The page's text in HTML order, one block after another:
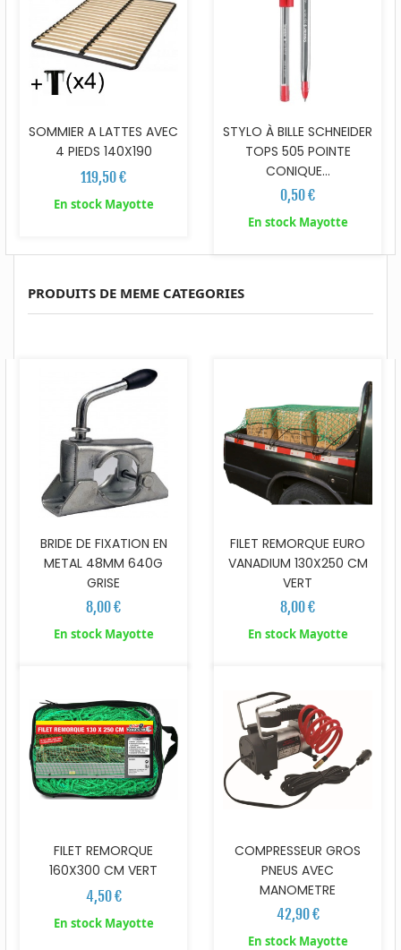
SOMMIER A LATTES AVEC
4 PIEDS 140X190
119,50 €
En stock Mayotte
STYLO À BILLE SCHNEIDER
TOPS 505 POINTE
CONIQUE...
0,50 €
En stock Mayotte
PRODUITS DE MEME CATEGORIES
BRIDE DE FIXATION EN
METAL 48MM 640G
GRISE
8,00 €
En stock Mayotte
FILET REMORQUE EURO
VANADIUM 130X250 CM
VERT
8,00 €
En stock Mayotte
FILET REMORQUE
160X300 CM VERT
4,50 €
En stock Mayotte
COMPRESSEUR GROS
PNEUS AVEC
MANOMETRE
42,90 €
En stock Mayotte